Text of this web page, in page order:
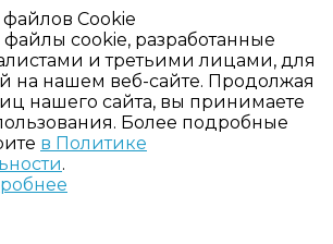
Cookie
cookie, разработанные
и третьими лицами, для
на нашем веб-сайте. Продолжая
нашего сайта, вы принимаете
Более подробные
в Политике
.